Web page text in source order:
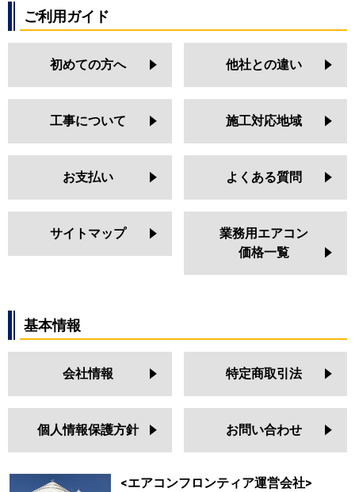
ご利用ガイド
初めての方へ 他社との違い
工事について 施工対応地域
お支払い よくある質問
サイトマップ
業務用エアコン
価格一覧
基本情報
会社情報 特定商取引法
個人情報保護方針 お問い合わせ
<エアコンフロンティア運営会社>